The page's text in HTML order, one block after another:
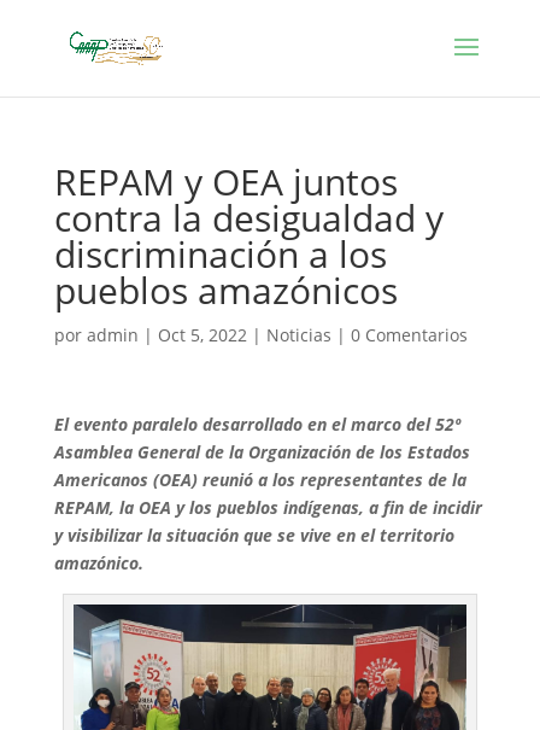
REPAM y OEA juntos
contra la desigualdad y
discriminación a los
pueblos amazónicos
por admin | Oct 5, 2022| Noticias | 0 Comentarios
El evento paralelo desarrollado en el marco del 52º
Asamblea General de la Organización de los Estados
Americanos (OEA) reunió a los representantes de la
REPAM, la OEA y los pueblos indígenas, a fin de incidir
y visibilizar la situación que se vive en el territorio
amazónico.